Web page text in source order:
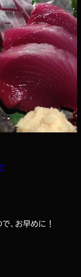
、お早めに！